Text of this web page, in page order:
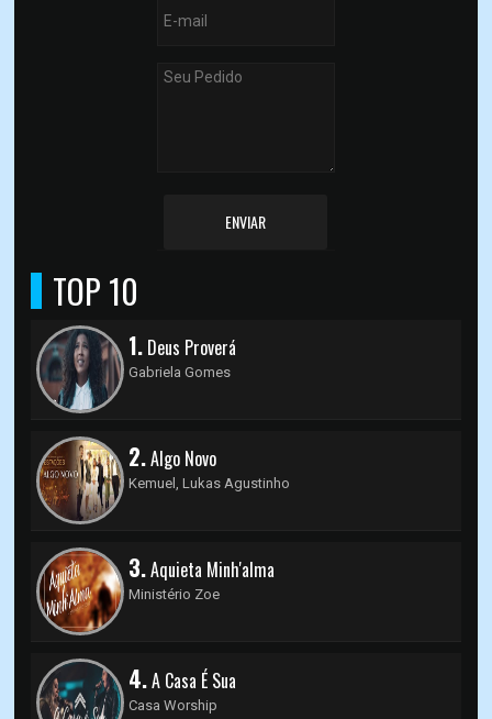
ENVIAR
TOP 10
1. Deus Proverá
Gabriela Gomes
2.Algo Novo
Kemuel, Lukas Agustinho
3.Aquieta Minh'alma
Ministério Zoe
4.A Casa É Sua
Casa Worship